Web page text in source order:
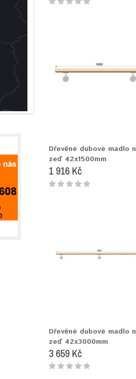
Dřevěné dubové madlo
zeď 42x1500mm
1 916 Kč
Dřevěné dubové madlo
zeď 42x3000mm
3 659 Kč